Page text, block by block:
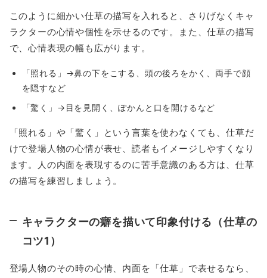
このように細かい仕草の描写を入れると、さりげなくキャ
ラクターの心情や個性を示せるのです。また、仕草の描写
で、心情表現の幅も広がります。
「照れる」→鼻の下をこする、頭の後ろをかく、両手で顔
を隠すなど
「驚く」→目を見開く、ぽかんと口を開けるなど
「照れる」や「驚く」という言葉を使わなくても、仕草だ
けで登場人物の心情が表せ、読者もイメージしやすくなり
ます。人の内面を表現するのに苦手意識のある方は、仕草
の描写を練習しましょう。
キャラクターの癖を描いて印象付ける（仕草の
コツ1）
登場人物のその時の心情、内面を「仕草」で表せるなら、